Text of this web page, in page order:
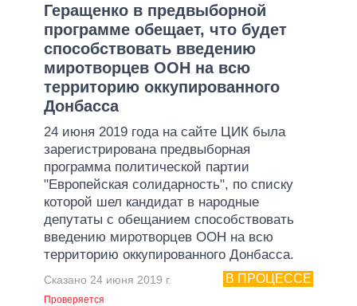
Геращенко в предвыборной
программе обещает, что будет
способствовать введению
миротворцев ООН на всю
территорию оккупированного
Донбасса
24 июня 2019 года на сайте ЦИК была
зарегистрирована предвыборная
программа политической партии
"Европейская солидарность", по списку
которой шел кандидат в народные
депутаты с обещанием способствовать
введению миротворцев ООН на всю
территорию оккупированного Донбасса.
В ПРОЦЕССЕ
Сказано 24 июня 2019 г.
Проверяется